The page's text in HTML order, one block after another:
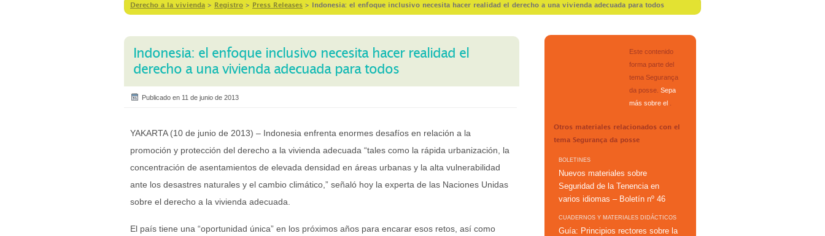
Derecho a la vivienda > Registro > Press Releases > Indonesia: el enfoque inclusivo necesita hacer realidad el derecho a una vivienda adecuada para todos
Indonesia: el enfoque inclusivo necesita hacer realidad el
derecho a una vivienda adecuada para todos
Publicado en 11 de junio de 2013
YAKARTA (10 de junio de 2013) – Indonesia enfrenta enormes desafíos en relación a la
promoción y protección del derecho a la vivienda adecuada “tales como la rápida urbanización, la
concentración de asentamientos de elevada densidad en áreas urbanas y la alta vulnerabilidad
ante los desastres naturales y el cambio climático,” señaló hoy la experta de las Naciones Unidas
sobre el derecho a la vivienda adecuada.
El país tiene una “oportunidad única” en los próximos años para encarar esos retos, así como
Este contenido
forma parte del
tema Segurança
da posse Sepa
más sobre el
Otros materiales relacionados con el
tema Segurança da posse
BOLETINES
Nuevos materiales sobre
Seguridad de la Tenencia en
varios idiomas – Boletín nº 46
CUADERNOS Y MATERIALES DIDÁCTICOS
Guía: Principios rectores sobre la